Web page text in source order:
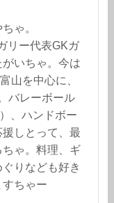
ゃ。
リー代表GKガ
いちゃ。今は
山を中心に、
バレーボール
、ハンドボー
しとって、最
ゃ。料理、ギ
りなども好き
ちゃー